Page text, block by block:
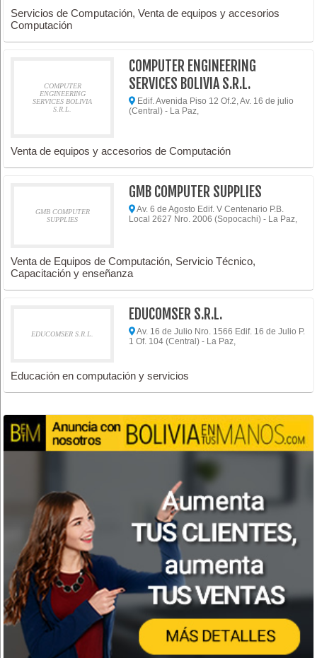
Servicios de Computación, Venta de equipos y accesorios
Computación
COMPUTER
ENGINEERING
SERVICES BOLIVIA
S.R.L.
COMPUTER ENGINEERING
SERVICES BOLIVIA S.R.L.
Edif. Avenida Piso 12 Of.2, Av. 16 de julio
(Central) - La Paz,
Venta de equipos y accesorios de Computación
GMB COMPUTER
SUPPLIES
GMB COMPUTER SUPPLIES
Av. 6 de Agosto Edif. V Centenario P.B.
Local 2627 Nro. 2006 (Sopocachi) - La Paz,
Venta de Equipos de Computación, Servicio Técnico,
Capacitación y enseñanza
EDUCOMSER S.R.L.
EDUCOMSER S.R.L.
Av. 16 de Julio Nro. 1566 Edif. 16 de Julio P.
1 Of. 104 (Central) - La Paz,
Educación en computación y servicios